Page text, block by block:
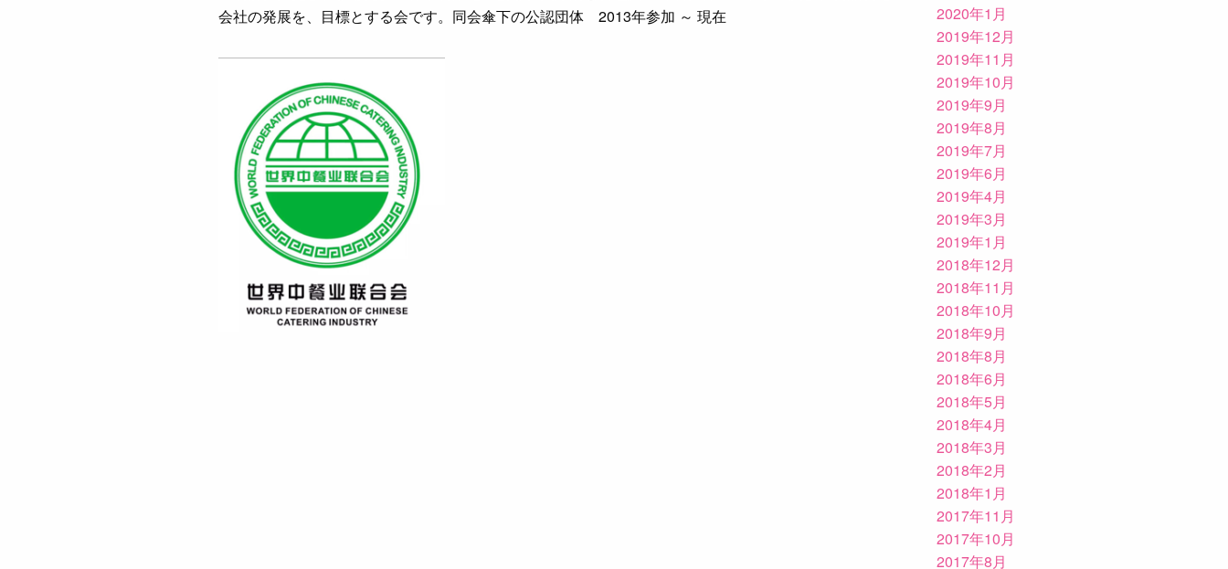
会社の発展を、目標とする会です。同会傘下の公認団体 2013年参加 ～ 現在
2020年1月
2019年12月
2019年11月
2019年10月
2019年9月
2019年8月
2019年7月
2019年6月
2019年4月
2019年3月
2019年1月
2018年12月
2018年11月
2018年10月
2018年9月
2018年8月
2018年6月
2018年5月
2018年4月
2018年3月
2018年2月
2018年1月
2017年11月
2017年10月
2017年8月